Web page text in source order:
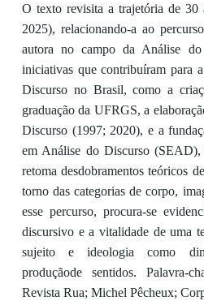
O texto revisita a trajetória de 30
2025), relacionando-a ao
autora no campo da Análise
iniciativas que contribuíram para
Discurso no Brasil, como a
graduação da UFRGS, a
Discurso (1997; 2020), e a
em Análise do Discurso
retoma desdobramentos teóricos
torno das categorias de corpo,
esse percurso, procura-se
discursivo e a vitalidade de uma
sujeito e ideologia como
produçãode sentidos. Palavra-
Revista Rua; Michel Pêcheux;